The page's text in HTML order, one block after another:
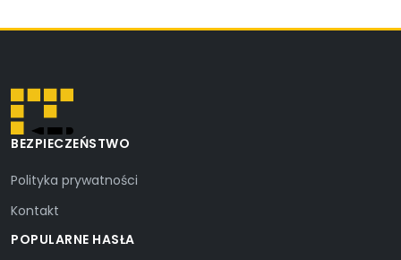
BEZPIECZEŃSTWO
Polityka prywatności
Kontakt
POPULARNE HASŁA